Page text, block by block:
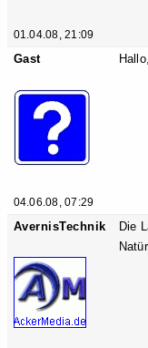
01.04.08, 21:09
Gast
04.06.08, 07:29
AvernisTechnik
Die